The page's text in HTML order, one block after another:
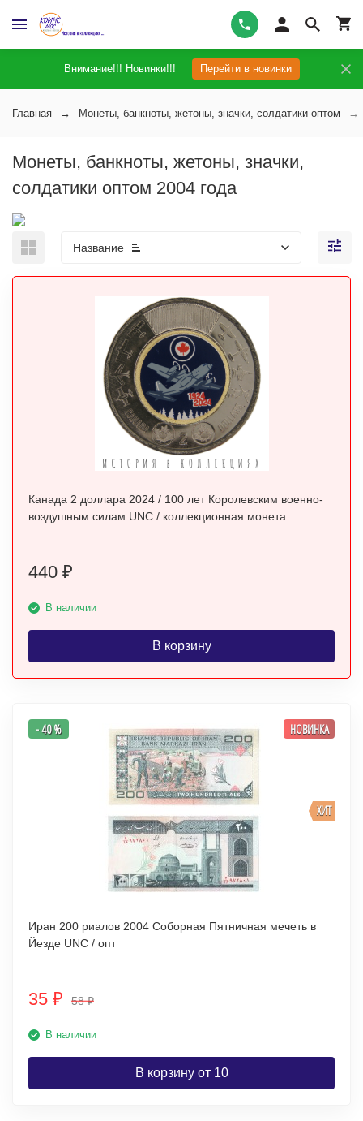
Внимание!!! Новинки!!! Перейти в новинки
Главная Монеты, банкноты, жетоны, значки, солдатики оптом
Монеты, банкноты, жетоны, значки,
солдатики оптом 2004 года
Название
Канада 2 доллара 2024 / 100 лет Королевским военно-
воздушным силам UNC / коллекционная монета
440 ₽
В наличии
В корзину
ХИТ
- 40 % НОВИНКА
Иран 200 риалов 2004 Соборная Пятничная мечеть в
Йезде UNC / опт
35 ₽ 58₽
В наличии
В корзину от 10